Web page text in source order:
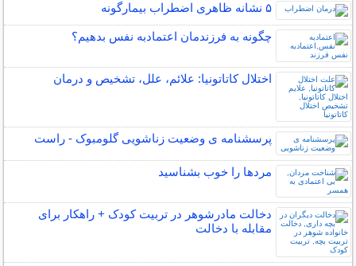
۵ نشانه‌ ظاهری اضطراب بیمارگونه
چگونه به فرزندمان اعتمادبه نفس بدهیم؟
اختلال کاتاتونیا: علائم، علل، تشخیص و درمان
پرسشنامه ی وضعیت زناشویی گلومبوک - راست
مردها را خوب بشناسید
دخالت مادرشوهر در تربیت کودک + راهکار برای
مقابله با دخالت